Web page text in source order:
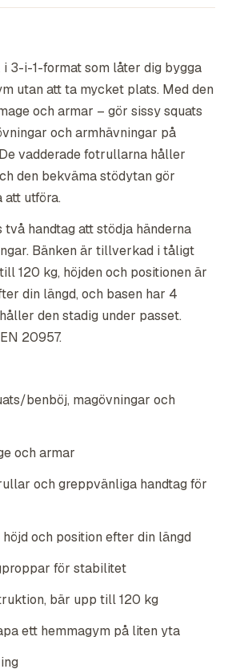
3-i-1-format som låter dig bygga
utan att ta mycket plats. Med den
och armar – gör sissy squats
och armhävningar på
vadderade fotrullarna håller
den bekväma stödytan gör
att utföra.
två handtag att stödja händerna
Bänken är tillverkad i tåligt
120 kg, höjden och positionen är
din längd, och basen har 4
den stadig under passet.
20957.
benböj, magövningar och
och armar
och greppvänliga handtag för
och position efter din längd
för stabilitet
bär upp till 120 kg
ett hemmagym på liten yta